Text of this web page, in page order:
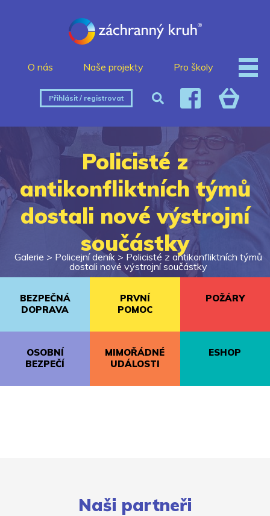
O nás Naše projekty Pro školy
Přihlásit / registrovat
Policisté z
antikonfliktních týmů
dostali nové výstrojní
součástky
Galerie > Policejní deník> Policisté z antikonfliktních týmů
dostali nové výstrojní součástky
BEZPEČNÁ
DOPRAVA
PRVNÍ
POMOC
POŽÁRY
OSOBNÍ
BEZPEČÍ
MIMOŘÁDNÉ
UDÁLOSTI
ESHOP
Naši partneři